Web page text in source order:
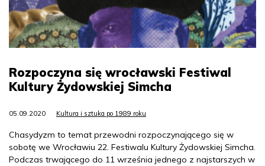
Rozpoczyna się wrocławski Festiwal
Kultury Żydowskiej Simcha
05.09.2020 Kultura i sztuka po 1989 roku
Chasydyzm to temat przewodni rozpoczynającego się w
sobotę we Wrocławiu 22. Festiwalu Kultury Żydowskiej Simcha.
Podczas trwającego do 11 września jednego z najstarszych w